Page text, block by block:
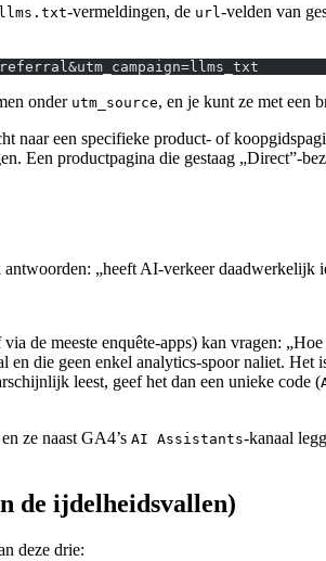
llms.txt-vermeldingen, de url -velden van
onder utm_source, en je kunt ze met een
naar een specifieke product- of
Een productpagina die gestaag „Direct”-
„heeft AI-verkeer daadwerkelijk
de meeste enquête-apps) kan vragen:
die geen enkel analytics-spoor naliet. Het
leest, geef het dan een unieke code (
ze naast GA4’s AI Assistants-kanaal
de ijdelheidsvallen)
deze drie: